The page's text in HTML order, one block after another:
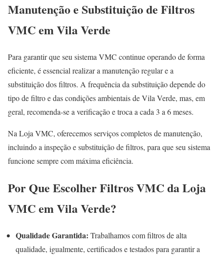
Manutenção e Substituição de Filtros
VMC em Vila Verde
Para garantir que seu sistema VMC continue operando de forma
eficiente, é essencial realizar a manutenção regular e a
substituição dos filtros. A frequência da substituição depende do
tipo de filtro e das condições ambientais de Vila Verde, mas, em
geral, recomenda-se a verificação e troca a cada 3 a 6 meses.
Na Loja VMC, oferecemos serviços completos de manutenção,
incluindo a inspeção e substituição de filtros, para que seu sistema
funcione sempre com máxima eficiência.
Por Que Escolher Filtros VMC da Loja
VMC em Vila Verde?
Qualidade Garantida: Trabalhamos com filtros de alta
qualidade, igualmente, certificados e testados para garantir a